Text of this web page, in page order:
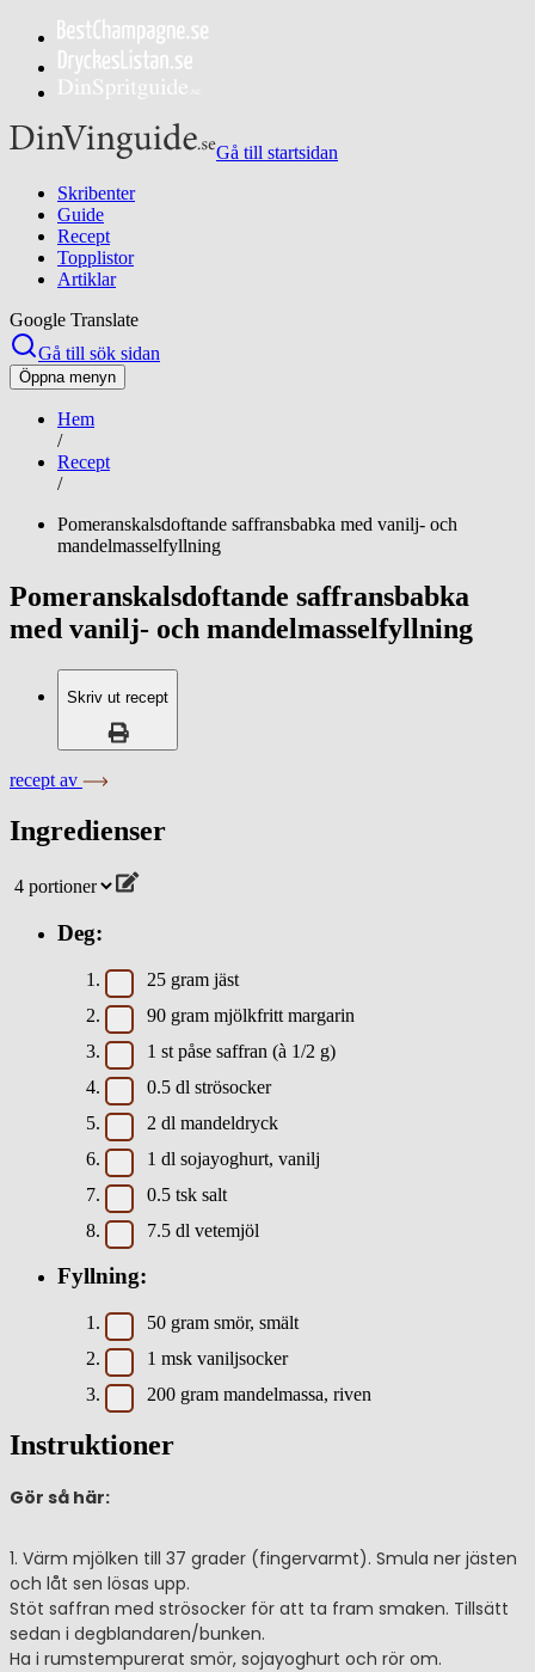
Gå till startsidan
Skribenter
Guide
Recept
Topplistor
Artiklar
Google Translate
Gå till sök sidan
Öppna menyn
Hem
/
Recept
/
Pomeranskalsdoftande saffransbabka med vanilj- och
mandelmasselfyllning
Pomeranskalsdoftande saffransbabka
med vanilj- och mandelmasselfyllning
Skriv ut recept
recept av
Ingredienser
Deg:
25 gram jäst
90 gram mjölkfritt margarin
1 st påse saffran (à 1/2 g)
0.5 dl strösocker
2 dl mandeldryck
1 dl sojayoghurt, vanilj
0.5 tsk salt
7.5 dl vetemjöl
Fyllning:
50 gram smör, smält
1 msk vaniljsocker
200 gram mandelmassa, riven
Instruktioner
Gör så här:
1. Värm mjölken till 37 grader (fingervarmt). Smula ner jästen
och låt sen lösas upp.
Stöt saffran med strösocker för att ta fram smaken. Tillsätt
sedan i degblandaren/bunken.
Ha i rumstempurerat smör, sojayoghurt och rör om.